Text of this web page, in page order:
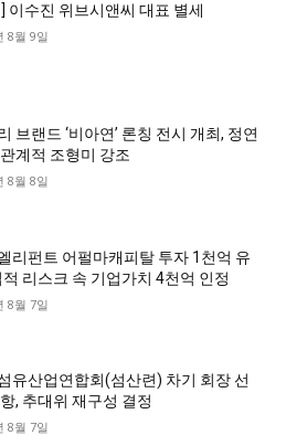
이수진 위브시앤씨 대표 별세
8월 9일
브랜드 ‘비아연’ 론칭 전시 개최, 정연
계적 조형미 강조
8월 8일
리펀트 어펄마캐피탈 투자 1천억 유
적 리스크 속 기업가치 4천억 인정
8월 7일
유산업연합회(섬산련) 차기 회장 선
, 추대위 재구성 결정
8월 7일